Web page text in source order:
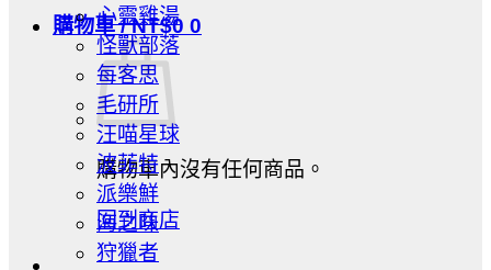
購物車 /NT$0 0
購物車內沒有任何商品。
回到商店
心靈雞湯
怪獸部落
每客思
毛研所
汪喵星球
波菲特
派樂鮮
海之味
狩獵者